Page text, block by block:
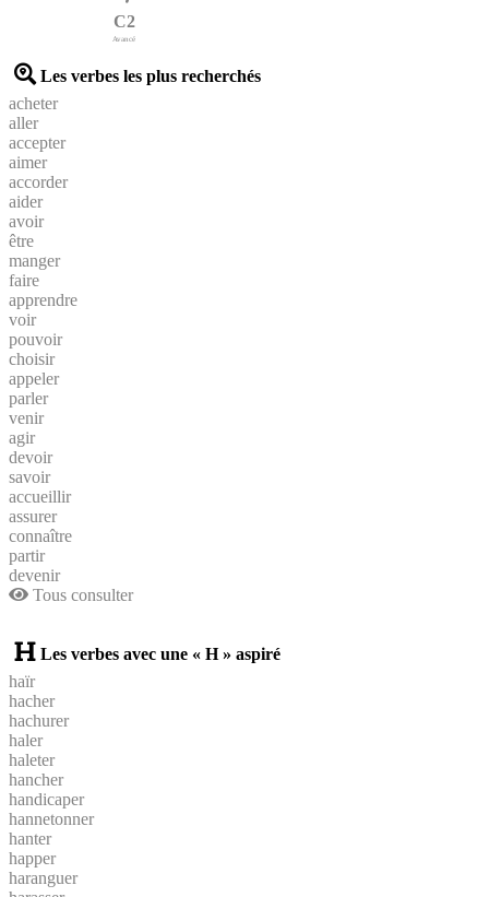
C2
Avancé
Les verbes les plus recherchés
acheter
aller
accepter
aimer
accorder
aider
avoir
être
manger
faire
apprendre
voir
pouvoir
choisir
appeler
parler
venir
agir
devoir
savoir
accueillir
assurer
connaître
partir
devenir
Tous consulter
Les verbes avec une « H » aspiré
haïr
hacher
hachurer
haler
haleter
hancher
handicaper
hannetonner
hanter
happer
haranguer